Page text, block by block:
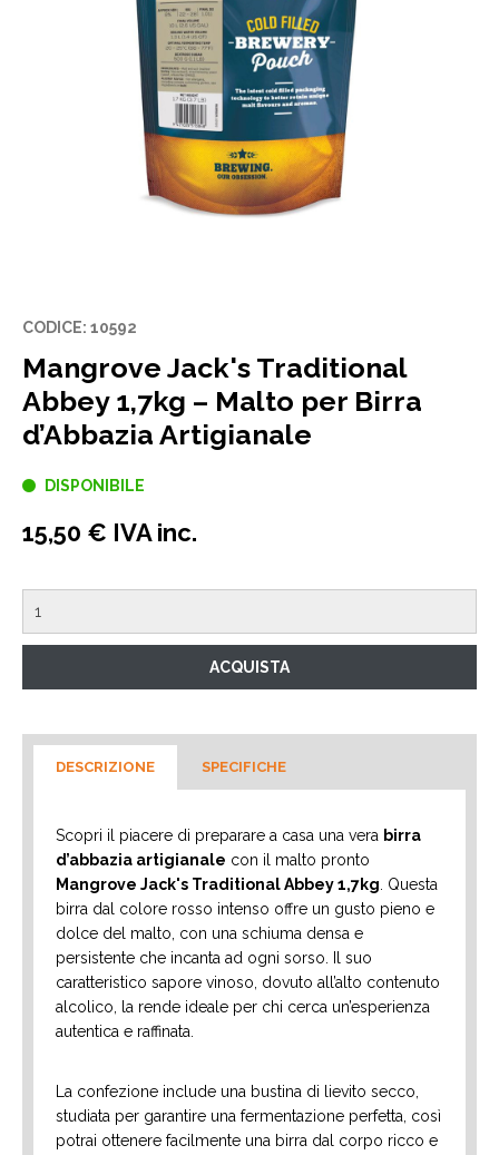
CODICE: 10592
Mangrove Jack's Traditional
Abbey 1,7kg – Malto per Birra
d’Abbazia Artigianale
DISPONIBILE
15,50 € IVA inc.
DESCRIZIONE SPECIFICHE
Scopri il piacere di preparare a casa una vera birra
d’abbazia artigianale con il malto pronto
Mangrove Jack's Traditional Abbey 1,7kg . Questa
birra dal colore rosso intenso offre un gusto pieno e
dolce del malto, con una schiuma densa e
persistente che incanta ad ogni sorso. Il suo
caratteristico sapore vinoso, dovuto all’alto contenuto
alcolico, la rende ideale per chi cerca un’esperienza
autentica e raffinata.
La confezione include una bustina di lievito secco,
studiata per garantire una fermentazione perfetta, così
potrai ottenere facilmente una birra dal corpo ricco e